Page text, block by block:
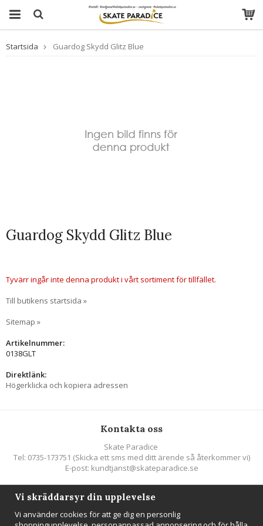
Startsida Guardog Skydd Glitz Blue
Guardog Skydd Glitz Blue
Tyvärr ingår inte denna produkt i vårt sortiment för tillfället.
Till butikens startsida »
Sitemap »
Artikelnummer:
0138GLT
Direktlänk:
Högerklicka och kopiera adressen
Kontakta oss
Skate Paradice
Tel: 0735-173751 (Skicka ett sms med ditt ärende så återkommer vi)
E-post: kundtjanst@skateparadice.se
Följ oss
Vi skräddarsyr din upplevelse
Vi använder cookies för att ge dig en personlig